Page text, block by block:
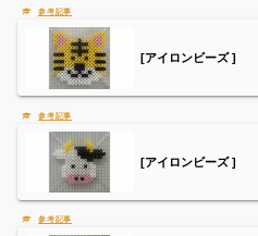
[アイロンビーズ ]
[アイロンビーズ ]